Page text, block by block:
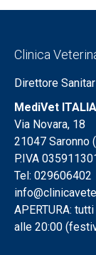
Clinica
Direttore
MediVet
Via Novara, 18
21047 Saronno
P.IVA
Tel: 029606402
APERTURA:
alle 20:00